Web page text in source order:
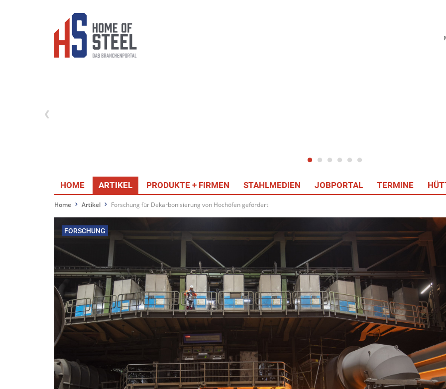
HOME ARTIKEL PRODUKTE + FIRMEN STAHLMEDIEN JOBPORTAL TERMINE
Home Artikel Forschung für Dekarbonisierung von Hochöfen gefördert
FORSCHUNG